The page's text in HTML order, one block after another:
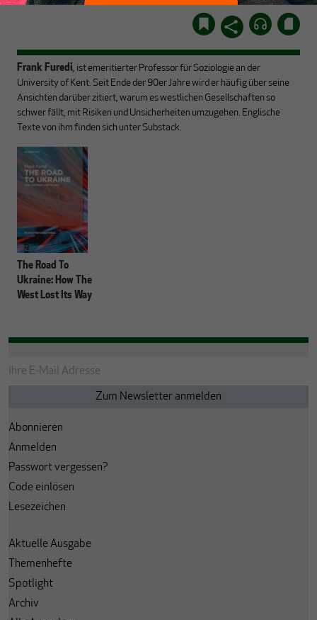
Frank Furedi, ist emeritierter Professor für Soziologie an der
University of Kent. Seit Ende der 90er Jahre wird er häufig über seine
Ansichten darüber zitiert, warum es westlichen Gesellschaften so
schwer fällt, mit Risiken und Unsicherheiten umzugehen. Englische
Texte von ihm finden sich unter Substack.
The Road To
Ukraine: How The
West Lost Its Way
Abonnieren
Anmelden
Passwort vergessen?
Code einlösen
Lesezeichen
Aktuelle Ausgabe
Themenhefte
Spotlight
Archiv